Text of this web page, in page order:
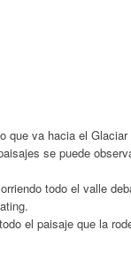
que va hacia el
se puede
todo el valle
el paisaje que la